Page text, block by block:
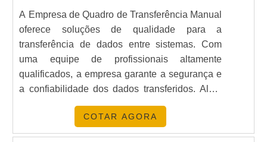
A Empresa de Quadro de Transferência Manual
oferece soluções de qualidade para a
transferência de dados entre sistemas. Com
uma equipe de profissionais altamente
qualificados, a empresa garante a segurança e
a confiabilidade dos dados transferidos. Além
disso, a empresa oferece serviços de suporte
técnico para garantir que os clientes possam
usufruir de todos os benefícios da transferência
COTAR AGORA